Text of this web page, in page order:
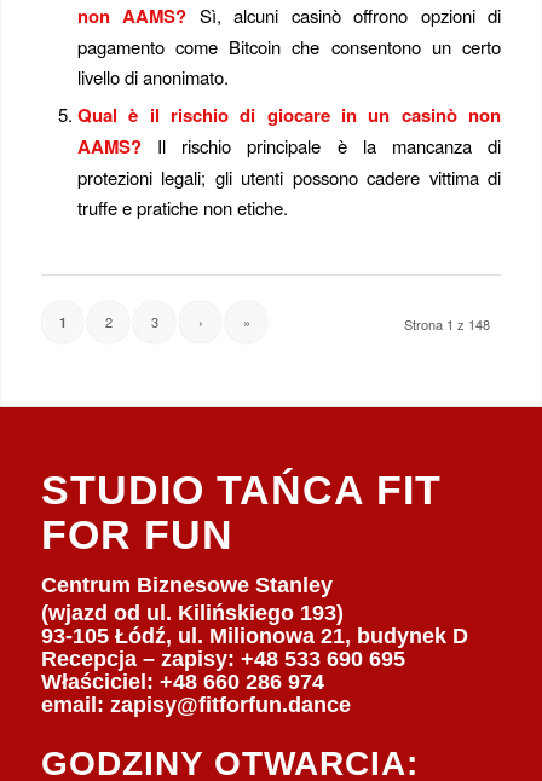
non AAMS? Sì, alcuni casinò offrono opzioni di
pagamento come Bitcoin che consentono un certo
livello di anonimato.
Qual è il rischio di giocare in un casinò non
AAMS?Il rischio principale è la mancanza di
protezioni legali; gli utenti possono cadere vittima di
truffe e pratiche non etiche.
Strona 1 z 148
1 2 3 › »
STUDIO TAŃCA FIT
FOR FUN
Centrum Biznesowe Stanley
(wjazd od ul. Kilińskiego 193)
93-105 Łódź, ul. Milionowa 21, budynek D
Recepcja – zapisy: +48 533 690 695
Właściciel: +48 660 286 974
email: zapisy@fitforfun.dance
GODZINY OTWARCIA: